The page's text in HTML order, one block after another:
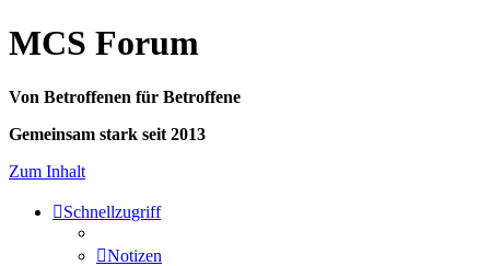
MCS Forum
Von Betroffenen für Betroffene
Gemeinsam stark seit 2013
Zum Inhalt
Schnellzugriff
Notizen